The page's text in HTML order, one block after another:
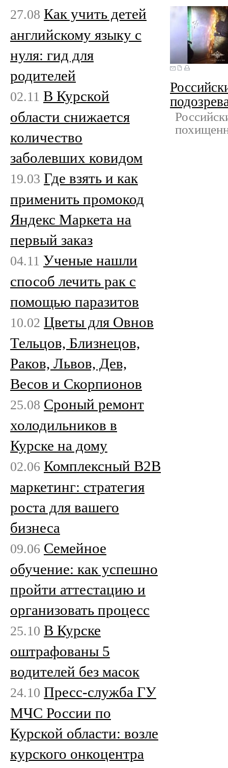
27.08 Как учить детей
английскому языку с
нуля: гид для
родителей
02.11 В Курской
области снижается
количество
заболевших ковидом
19.03 Где взять и как
применить промокод
Яндекс Маркета на
первый заказ
04.11 Ученые нашли
способ лечить рак с
помощью паразитов
10.02 Цветы для Овнов
Тельцов, Близнецов,
Раков, Львов, Дев,
Весов и Скорпионов
25.08 Сроный ремонт
холодильников в
Курске на дому
02.06 Комплексный B2B
маркетинг: стратегия
роста для вашего
бизнеса
09.06 Семейное
обучение: как успешно
пройти аттестацию и
организовать процесс
25.10 В Курске
оштрафованы 5
водителей без масок
24.10 Пресс-служба ГУ
МЧС России по
Курской области: возле
курского онкоцентра